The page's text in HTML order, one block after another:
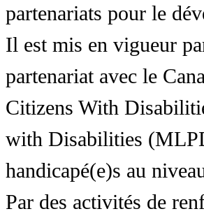
partenariats pour le
Il est mis en vigueur
partenariat avec le
Citizens With
with Disabilities
handicapé(e)s au
Par des activités de